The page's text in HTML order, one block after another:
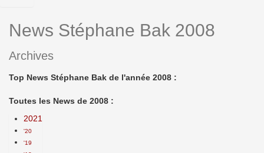
News Stéphane Bak 2008
Archives
Top News Stéphane Bak de l'année 2008 :
Toutes les News de 2008 :
2021
'20
'19